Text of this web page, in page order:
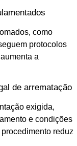
como
protocolos
a
de arrematação
exigida,
e condições
reduz